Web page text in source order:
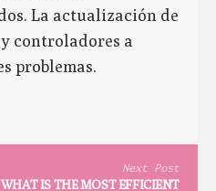
La actualización de
controladores a
problemas.
Next Post
WHAT IS THE MOST EFFICIENT